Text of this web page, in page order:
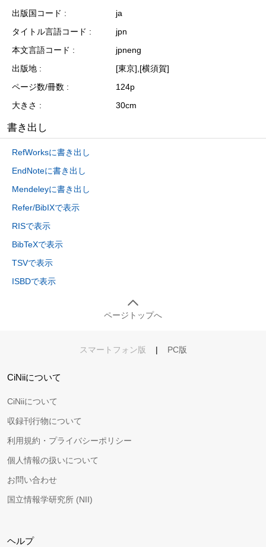
出版国コード
ja
タイトル言語コード
jpn
本文言語コード
jpneng
出版地
[東京],[横須賀]
ページ数/冊数
124p
大きさ
30cm
書き出し
RefWorksに書き出し
EndNoteに書き出し
Mendeleyに書き出し
Refer/BibIXで表示
RISで表示
BibTeXで表示
TSVで表示
ISBDで表示
ページトップへ
スマートフォン版 | PC版
CiNiiについて
CiNiiについて
収録刊行物について
利用規約・プライバシーポリシー
個人情報の扱いについて
お問い合わせ
国立情報学研究所 (NII)
ヘルプ